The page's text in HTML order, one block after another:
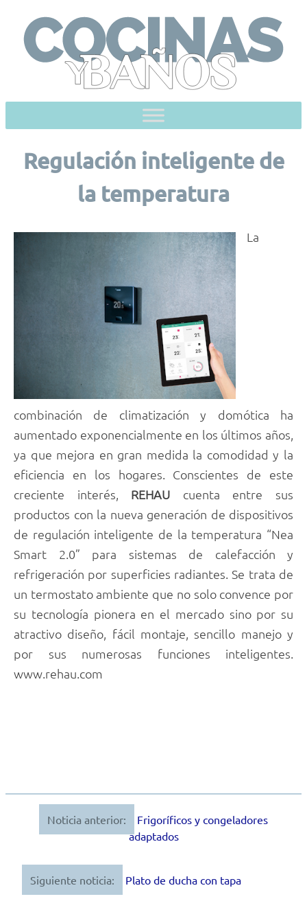
content
Regulación inteligente de
la temperatura
La
combinación de climatización y domótica ha
aumentado exponencialmente en los últimos años,
ya que mejora en gran medida la comodidad y la
eficiencia en los hogares. Conscientes de este
creciente interés, REHAU cuenta entre sus
productos con la nueva generación de dispositivos
de regulación inteligente de la temperatura “Nea
Smart 2.0” para sistemas de calefacción y
refrigeración por superficies radiantes. Se trata de
un termostato ambiente que no solo convence por
su tecnología pionera en el mercado sino por su
atractivo diseño, fácil montaje, sencillo manejo y
por sus numerosas funciones inteligentes.
www.rehau.com
Navegación
entradas
Noticia anterior:
Frigoríficos y congeladores
adaptados
Siguiente noticia: Plato de ducha con tapa